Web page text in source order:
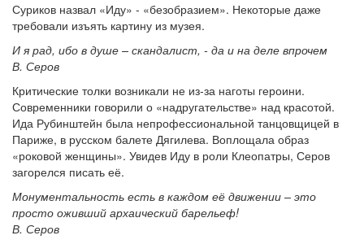
Суриков назвал «Иду» - «безобразием». Некоторые даже
требовали изъять картину из музея.
И я рад, ибо в душе – скандалист, - да и на деле впрочем
В. Серов
Критические толки возникали не из-за наготы героини.
Современники говорили о «надругательстве» над красотой.
Ида Рубинштейн была непрофессиональной танцовщицей в
Париже, в русском балете Дягилева. Воплощала образ
«роковой женщины». Увидев Иду в роли Клеопатры, Серов
загорелся писать её.
Монументальность есть в каждом её движении – это
просто оживший архаический барельеф!
В. Серов